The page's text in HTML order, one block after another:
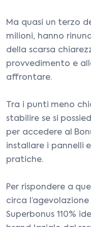
Ma quasi un terzo
milioni, hanno
della scarsa
provvedimento e
affrontare.
Tra i punti meno
stabilire se si
per accedere al
installare i pannelli
pratiche.
Per rispondere a
circa
Superbonus 110%